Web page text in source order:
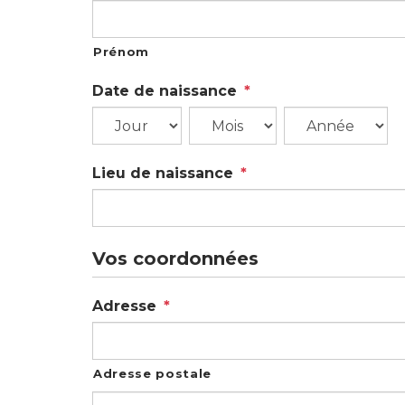
Prénom
Date de naissance *
Jour Mois Année
Lieu de naissance *
Vos coordonnées
Adresse *
Adresse postale